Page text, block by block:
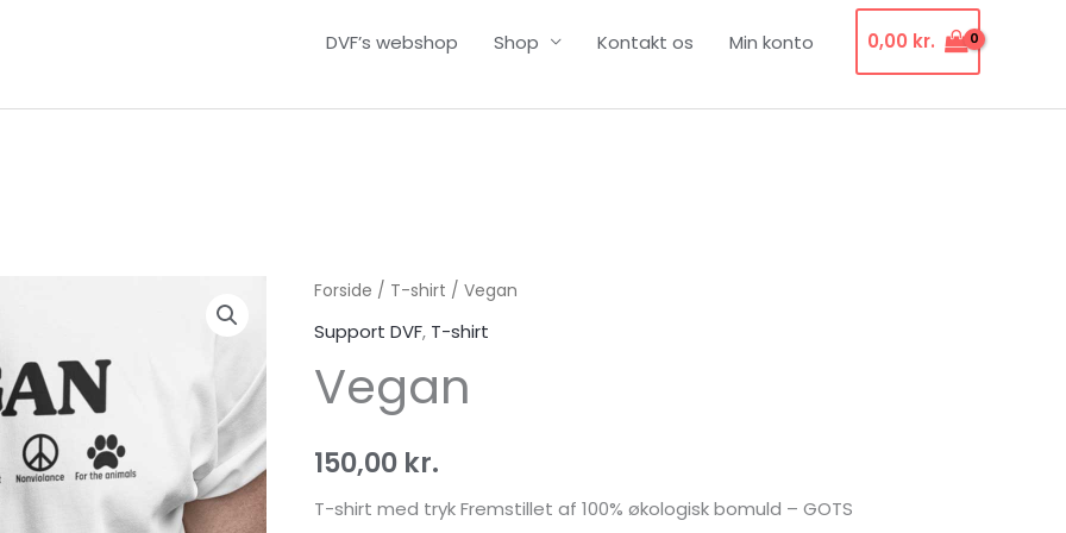
DVF’s webshop Shop Kontakt os Min konto 0,00 kr.
Forside / T-shirt / Vegan
Support DVF, T-shirt
Vegan
150,00 kr.
T-shirt med tryk Fremstillet af 100% økologisk bomuld – GOTS
Vegan
antal